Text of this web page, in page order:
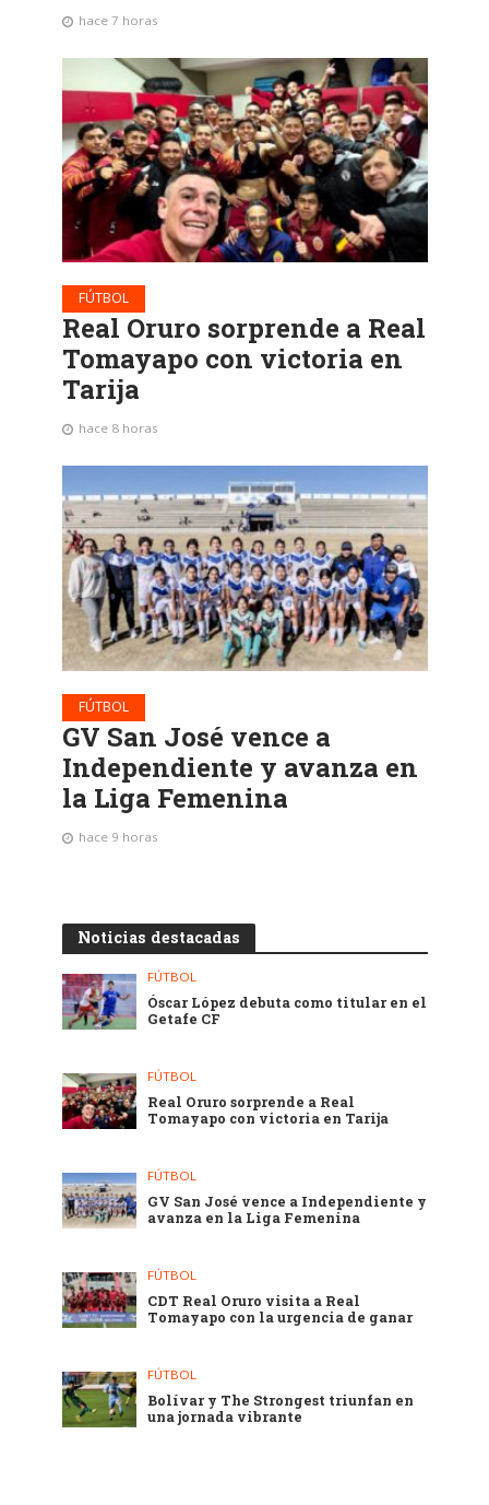
hace 7 horas
FÚTBOL
Real Oruro sorprende a Real
Tomayapo con victoria en
Tarija
hace 8 horas
FÚTBOL
GV San José vence a
Independiente y avanza en
la Liga Femenina
hace 9 horas
Noticias destacadas
FÚTBOL
Óscar López debuta como titular en el
Getafe CF
FÚTBOL
Real Oruro sorprende a Real
Tomayapo con victoria en Tarija
FÚTBOL
GV San José vence a Independiente y
avanza en la Liga Femenina
FÚTBOL
CDT Real Oruro visita a Real
Tomayapo con la urgencia de ganar
FÚTBOL
Bolívar y The Strongest triunfan en
una jornada vibrante